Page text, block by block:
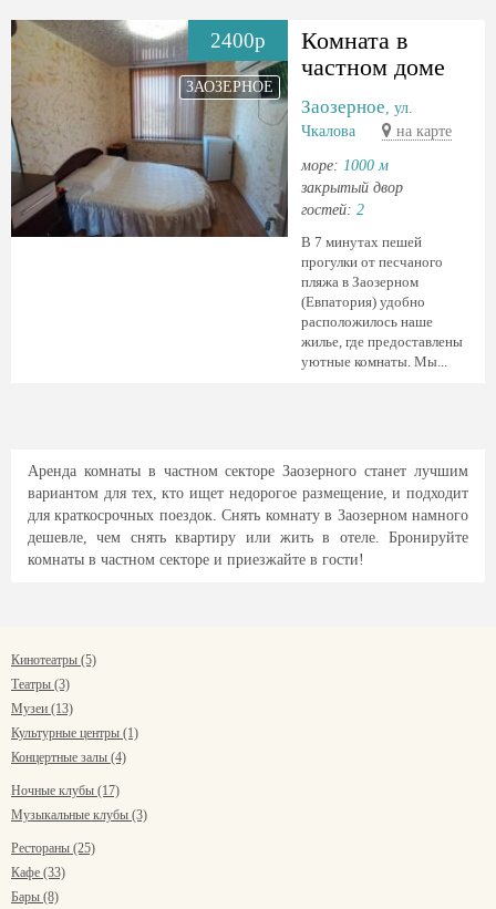
2400р
ЗАОЗЕРНОЕ
Комната в
частном доме
Заозерное, ул.
Чкалова
на карте
море: 1000 м
закрытый двор
гостей: 2
В 7 минутах пешей
прогулки от песчаного
пляжа в Заозерном
(Евпатория) удобно
расположилось наше
жилье, где предоставлены
уютные комнаты. Мы...
Аренда комнаты в частном секторе Заозерного станет лучшим
вариантом для тех, кто ищет недорогое размещение, и подходит
для краткосрочных поездок. Снять комнату в Заозерном намного
дешевле, чем снять квартиру или жить в отеле. Бронируйте
комнаты в частном секторе и приезжайте в гости!
Кинотеатры (5)
Театры (3)
Музеи (13)
Культурные центры (1)
Концертные залы (4)
Ночные клубы (17)
Музыкальные клубы (3)
Рестораны (25)
Кафе (33)
Бары (8)